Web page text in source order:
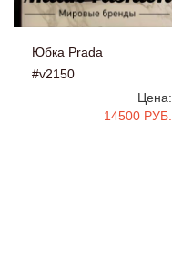
Юбка Prada
#v2150
Цена:
14500 РУБ.